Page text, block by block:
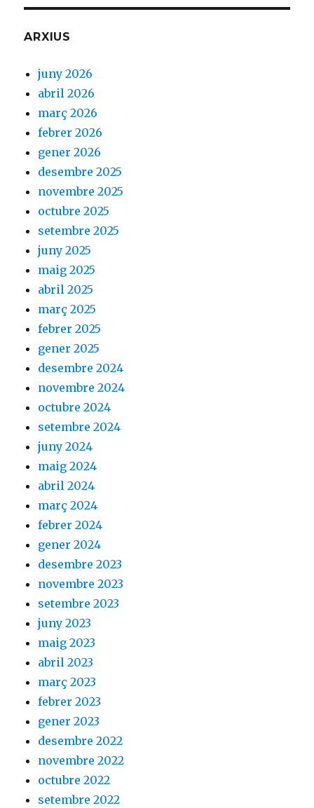
ARXIUS
juny 2026
abril 2026
març 2026
febrer 2026
gener 2026
desembre 2025
novembre 2025
octubre 2025
setembre 2025
juny 2025
maig 2025
abril 2025
març 2025
febrer 2025
gener 2025
desembre 2024
novembre 2024
octubre 2024
setembre 2024
juny 2024
maig 2024
abril 2024
març 2024
febrer 2024
gener 2024
desembre 2023
novembre 2023
setembre 2023
juny 2023
maig 2023
abril 2023
març 2023
febrer 2023
gener 2023
desembre 2022
novembre 2022
octubre 2022
setembre 2022